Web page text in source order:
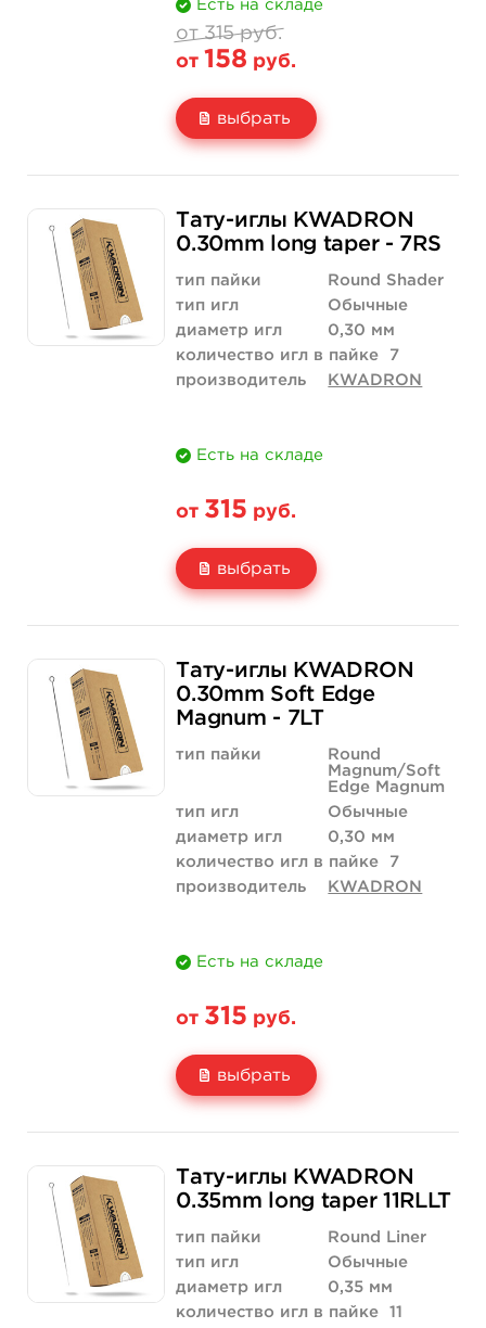
Есть на складе
от 315 руб.
от 158 руб.
выбрать
Цена
Количество
315 руб.
158 руб.
купить
630 руб.
315 руб.
купить
Тату-иглы KWADRON
0.30mm long taper - 7RS
тип пайки
Round Shader
тип игл
Обычные
диаметр игл
0,30 мм
количество игл в пайке
7
производитель
KWADRON
Есть на складе
от 315 руб.
выбрать
Цена
Количество
315 руб.
купить
630 руб.
Тату-иглы KWADRON
0.30mm Soft Edge
Magnum - 7LT
тип пайки
Round
Magnum/Soft
Edge Magnum
тип игл
Обычные
диаметр игл
0,30 мм
количество игл в пайке
7
производитель
KWADRON
Есть на складе
от 315 руб.
выбрать
Цена
Количество
315 руб.
купить
630 руб.
купить
Тату-иглы KWADRON
0.35mm long taper 11RLLT
тип пайки
Round Liner
тип игл
Обычные
диаметр игл
0,35 мм
количество игл в пайке
11